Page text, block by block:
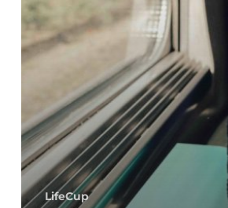
LifeCup